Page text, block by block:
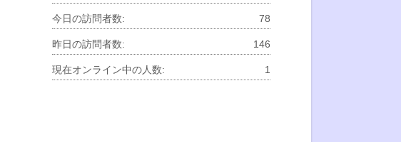
78
今日の訪問者数:
146
昨日の訪問者数:
1
現在オンライン中の人数: